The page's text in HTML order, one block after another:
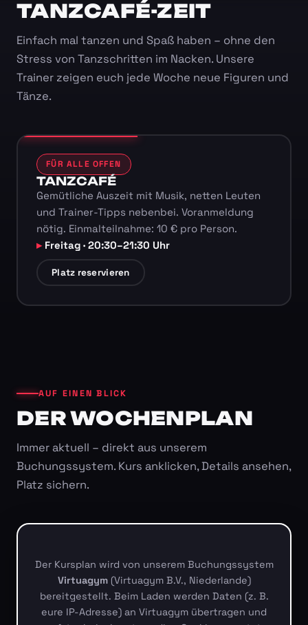
TANZCAFÉ-ZEIT
Einfach mal tanzen und Spaß haben – ohne den
Stress von Tanzschritten im Nacken. Unsere
Trainer zeigen euch jede Woche neue Figuren und
Tänze.
FÜR ALLE OFFEN
TANZCAFÉ
Gemütliche Auszeit mit Musik, netten Leuten
und Trainer-Tipps nebenbei. Voranmeldung
nötig. Einmalteilnahme: 10 € pro Person.
Freitag · 20:30–21:30 Uhr
Platz reservieren
AUF EINEN BLICK
DER WOCHENPLAN
Immer aktuell – direkt aus unserem
Buchungssystem. Kurs anklicken, Details ansehen,
Platz sichern.
Der Kursplan wird von unserem Buchungssystem
Virtuagym(Virtuagym B.V., Niederlande)
bereitgestellt. Beim Laden werden Daten (z. B.
eure IP-Adresse) an Virtuagym übertragen und